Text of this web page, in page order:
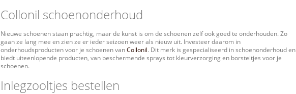
Collonil schoenonderhoud
Nieuwe schoenen staan prachtig, maar de kunst is om de schoenen zelf ook goed te onderhouden. Zo
gaan ze lang mee en zien ze er ieder seizoen weer als nieuw uit. Investeer daarom in
onderhoudsproducten voor je schoenen vanCollonil. Dit merk is gespecialiseerd in schoenonderhoud en
biedt uiteenlopende producten, van beschermende sprays tot kleurverzorging en borsteltjes voor je
schoenen.
Inlegzooltjes bestellen